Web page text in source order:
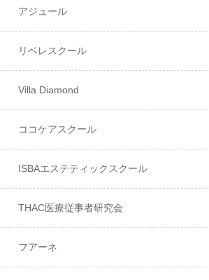
アジュール
リベレスクール
Villa Diamond
ココケアスクール
ISBAエステティックスクール
THAC医療従事者研究会
フアーネ